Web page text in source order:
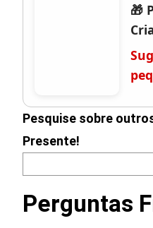
🎁
Pesquise sobre
Presente!
Perguntas